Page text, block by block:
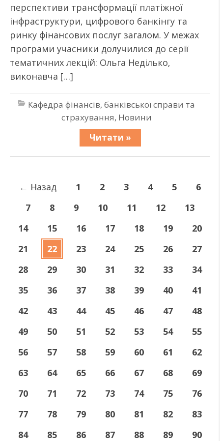
перспективи трансформації платіжної
інфраструктури, цифрового банкінгу та
ринку фінансових послуг загалом. У межах
програми учасники долучилися до серії
тематичних лекцій: Ольга Неділько,
виконавча […]
Кафедра фінансів, банківської справи та
страхування, Новини
Читати »
← Назад 1 2 3 4 5
6
7
8 9 10 11 12
13
14
15 16 17 18 19
20
21
22 23 24 25 26
27
28
29 30 31 32 33
34
35
36 37 38 39 40
41
42
43 44 45 46 47
48
49
50 51 52 53 54
55
56
57 58 59 60 61
62
63
64 65 66 67 68
69
70
71 72 73 74 75
76
77
78 79 80 81 82
83
84
85 86 87 88 89
90